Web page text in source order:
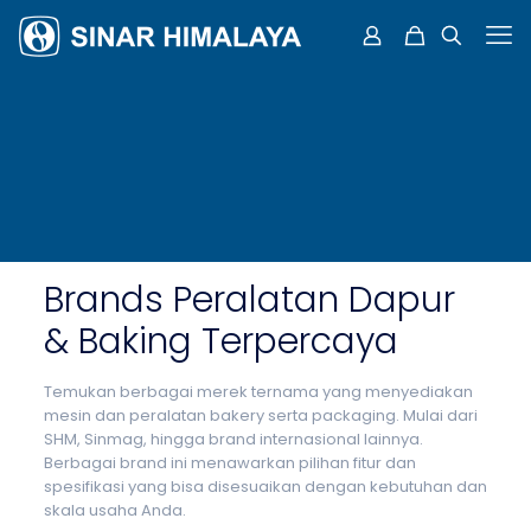
Brands Peralatan Dapur
& Baking Terpercaya
Temukan berbagai merek ternama yang menyediakan
mesin dan peralatan bakery serta packaging. Mulai dari
SHM, Sinmag, hingga brand internasional lainnya.
Berbagai brand ini menawarkan pilihan fitur dan
spesifikasi yang bisa disesuaikan dengan kebutuhan dan
skala usaha Anda.